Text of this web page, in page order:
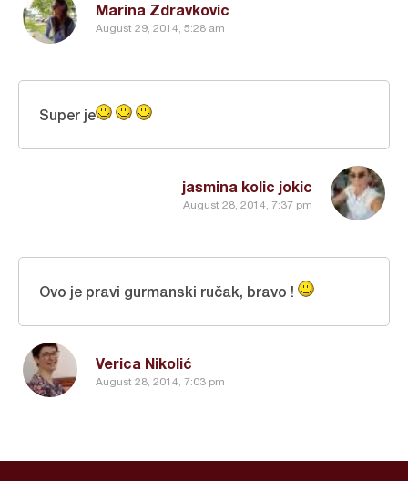
Marina Zdravkovic
August 29, 2014, 5:28 am
jasmina kolic jokic
August 28, 2014, 7:37 pm
Super je
Verica Nikolić
August 28, 2014, 7:03 pm
Ovo je pravi gurmanski ručak, bravo !